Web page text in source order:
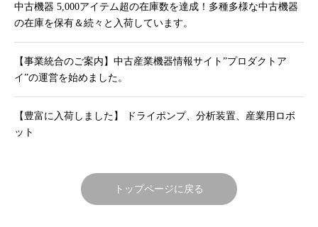
中古機器 5,000アイテム超の在庫数を達成！多種多様な中古機器
の在庫を保有＆続々と入荷しています。
【事業統合のご案内】中古産業機器情報サイト”プロダクトア
イ”の運営を始めました。
【豊富に入荷しました】 ドライポンプ、分析装置、産業用ロボ
ット
トップページに戻る